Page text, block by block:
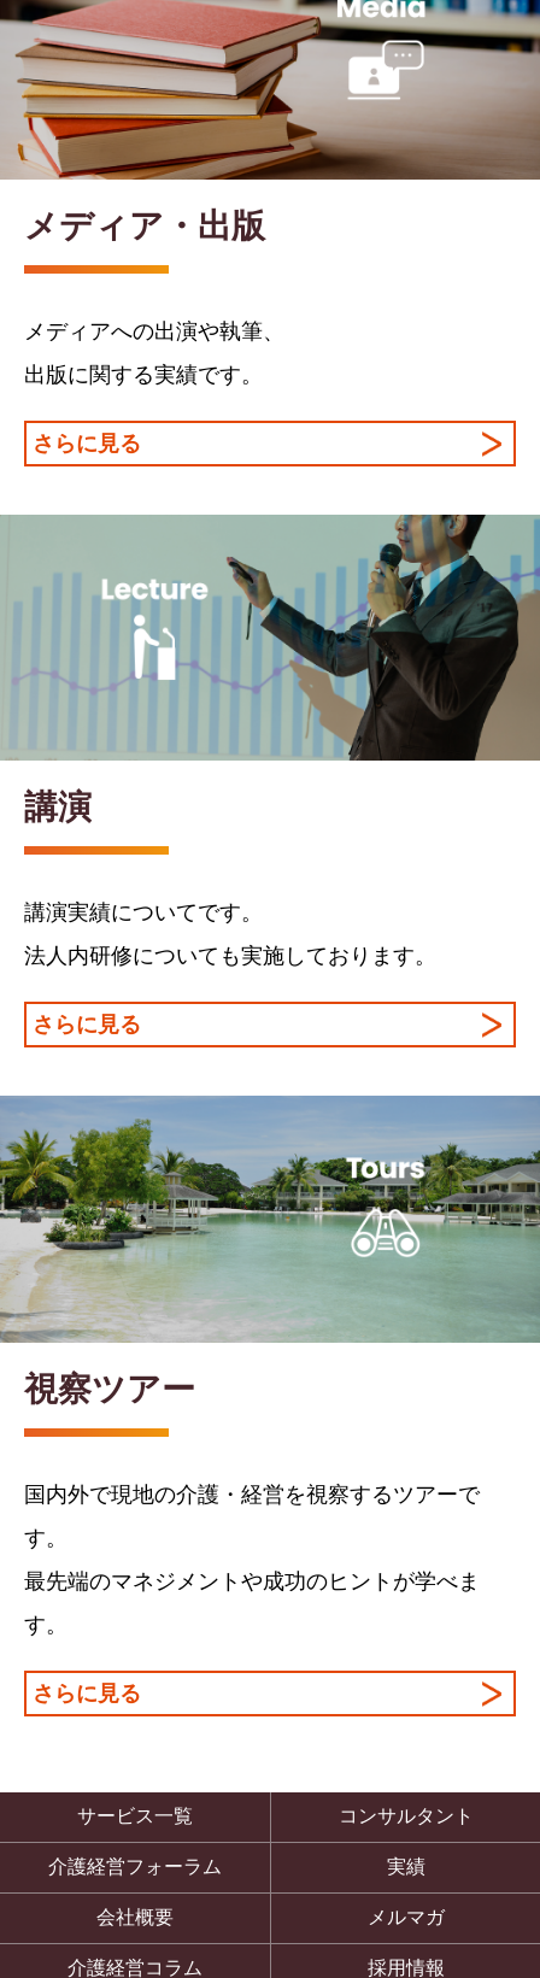
メディア・出版
メディアへの出演や執筆、
出版に関する実績です。
さらに見る
講演
講演実績についてです。
法人内研修についても実施しております。
さらに見る
視察ツアー
国内外で現地の介護・経営を視察するツアーで
す。
最先端のマネジメントや成功のヒントが学べま
す。
さらに見る
サービス一覧 コンサルタント
介護経営フォーラム 実績
会社概要 メルマガ
介護経営コラム 採用情報